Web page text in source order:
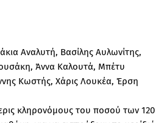
Αναλυτή, Βασίλης Αυλωνίτης,
Άννα Καλουτά, Μπέτυ
Κωστής, Χάρις Λουκέα, Έρση
κληρονόμους του ποσού των 120